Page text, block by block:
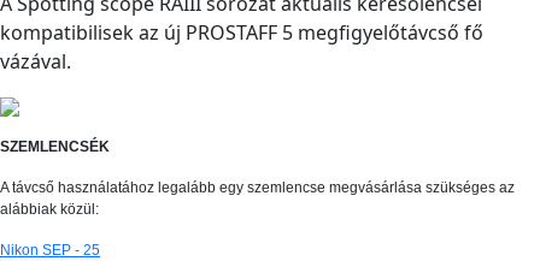
kompatibilisek az új PROSTAFF 5 megfigyelőtávcső fő
vázával.
SZEMLENCSÉK
A távcső használatához legalább egy szemlencse megvásárlása szükséges az
alábbiak közül:
Nikon SEP - 25